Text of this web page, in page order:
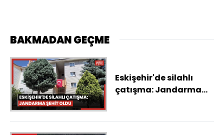
BAKMADAN GEÇME
Eskişehir'de silahlı
çatışma: Jandarma